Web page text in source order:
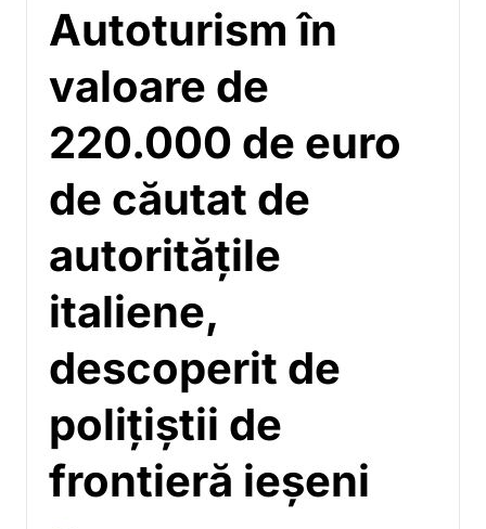
Autoturism în
valoare de
220.000 de euro
de căutat de
autorităţile
italiene,
descoperit de
polițiștii de
frontieră ieșeni